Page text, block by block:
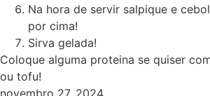
Na hora de servir salpique e
por cima!
Sirva gelada!
Coloque alguma proteina se quiser
ou tofu!
novembro 27, 2024